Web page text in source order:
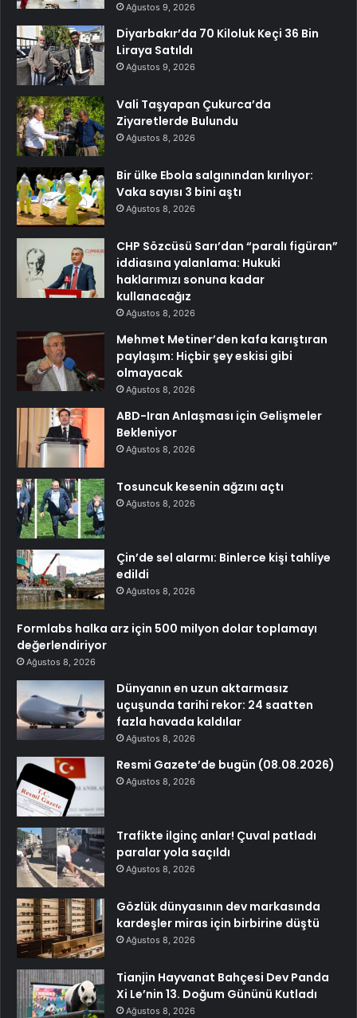
Ağustos 9, 2026
Diyarbakır’da 70 Kiloluk Keçi 36 Bin
Liraya Satıldı
Ağustos 9, 2026
Vali Taşyapan Çukurca’da
Ziyaretlerde Bulundu
Ağustos 8, 2026
Bir ülke Ebola salgınından kırılıyor:
Vaka sayısı 3 bini aştı
Ağustos 8, 2026
CHP Sözcüsü Sarı’dan “paralı figüran”
iddiasına yalanlama: Hukuki
haklarımızı sonuna kadar
kullanacağız
Ağustos 8, 2026
Mehmet Metiner’den kafa karıştıran
paylaşım: Hiçbir şey eskisi gibi
olmayacak
Ağustos 8, 2026
ABD-Iran Anlaşması için Gelişmeler
Bekleniyor
Ağustos 8, 2026
Tosuncuk kesenin ağzını açtı
Ağustos 8, 2026
Çin’de sel alarmı: Binlerce kişi tahliye
edildi
Ağustos 8, 2026
Formlabs halka arz için 500 milyon dolar toplamayı
değerlendiriyor
Ağustos 8, 2026
Dünyanın en uzun aktarmasız
uçuşunda tarihi rekor: 24 saatten
fazla havada kaldılar
Ağustos 8, 2026
Resmi Gazete’de bugün (08.08.2026)
Ağustos 8, 2026
Trafikte ilginç anlar! Çuval patladı
paralar yola saçıldı
Ağustos 8, 2026
Gözlük dünyasının dev markasında
kardeşler miras için birbirine düştü
Ağustos 8, 2026
Tianjin Hayvanat Bahçesi Dev Panda
Xi Le’nin 13. Doğum Gününü Kutladı
Ağustos 8, 2026